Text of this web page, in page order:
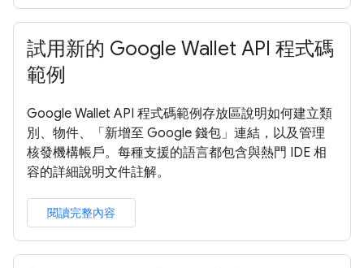
試用新的 Google Wallet API 程式碼
範例
Google Wallet API 程式碼範例存放區說明如何建立類
別、物件、「新增至 Google 錢包」連結，以及管理
核發機構帳戶。每種支援的語言都包含與熱門 IDE 相
容的詳細說明文件註解。
閱讀完整內容